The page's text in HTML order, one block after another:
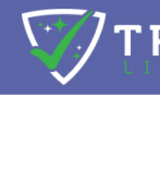
contenido